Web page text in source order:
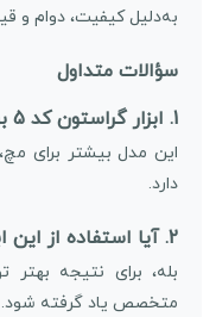
به‌دلیل کیفیت، دوام و
سؤالات متداول
1. ابزار گراستون کد 5 برای چه ناحیه‌ای مناسب است؟
این مدل بیشتر برای
دارد.
2. آیا استفاده از این ابزار نیاز به آموزش دارد؟
متخصص یاد گرفته شود.